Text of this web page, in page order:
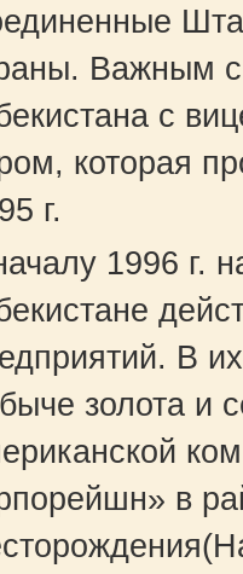
Важным
с
которая
г.
1996 г.
В
золота и
в